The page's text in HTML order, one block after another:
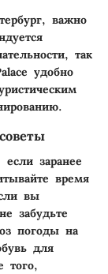
важно
так
удобно
заранее
время
вы
забудьте
погоды на
для
того,